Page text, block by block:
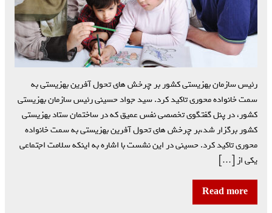
رئیس سازمان بهزیستی کشور بر چرخش های تحول آفرین بهزیستی به
سمت خانواده محوری تاکید کرد. سید جواد حسینی رئیس سازمان بهزیستی
کشور، در پنل گفتگوی تخصصی نفس عمیق که در ساختمان ستاد بهزیستی
کشور برگزار شد،بر چرخش های تحول آفرین بهزیستی به سمت خانواده
محوری تاکید کرد. حسینی در این نشست با اشاره به اینکه سلامت اجتماعی
یکی از […]
Read more